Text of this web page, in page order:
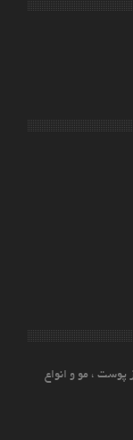
پوست ، مو و انواع